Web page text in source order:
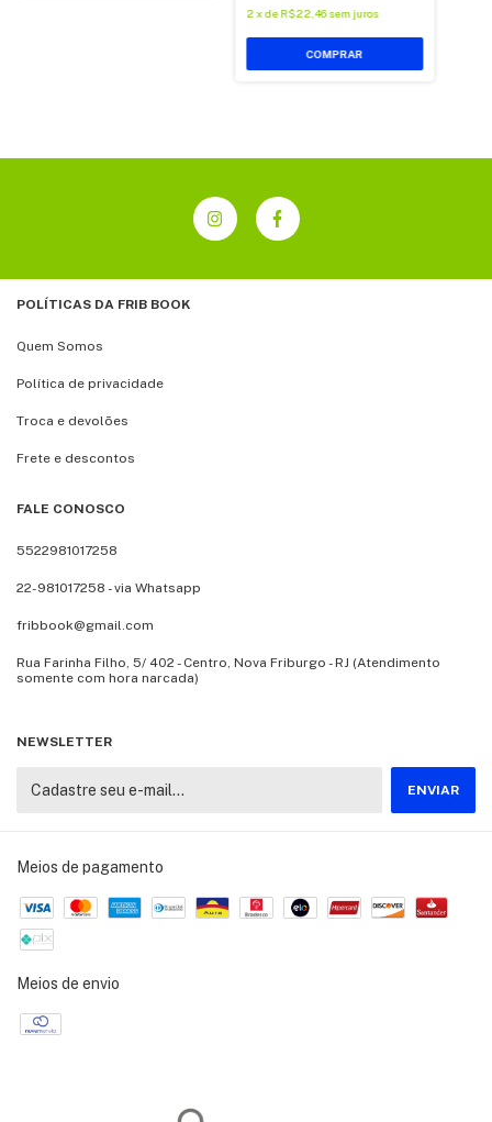
2 xdeR$22,46 sem juros
COMPRAR
POLÍTICAS DA FRIB BOOK
Quem Somos
Política de privacidade
Troca e devolões
Frete e descontos
FALE CONOSCO
5522981017258
22-981017258 - via Whatsapp
fribbook@gmail.com
Rua Farinha Filho, 5/ 402 - Centro, Nova Friburgo - RJ (Atendimento
somente com hora narcada)
NEWSLETTER
Meios de pagamento
Meios de envio